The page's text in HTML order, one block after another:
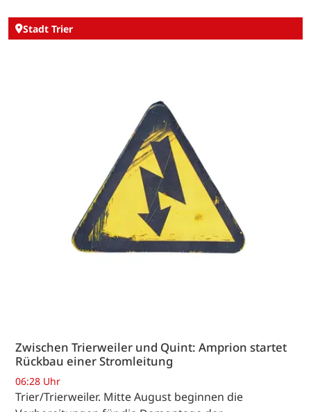
Stadt Trier
Zwischen Trierweiler und Quint: Amprion startet
Rückbau einer Stromleitung
06:28 Uhr
Trier/Trierweiler. Mitte August beginnen die